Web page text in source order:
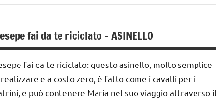
fai da te riciclato – ASINELLO
fai da te riciclato: questo asinello, molto semplice
e a costo zero, è fatto come i cavalli per i
e può contenere Maria nel suo viaggio attraverso il